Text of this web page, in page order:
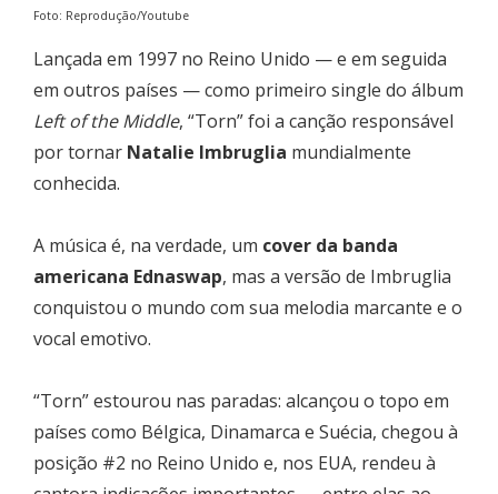
Foto: Reprodução/Youtube
Lançada em 1997 no Reino Unido — e em seguida
em outros países — como primeiro single do álbum
Left of the Middle, “Torn” foi a canção responsável
por tornar Natalie Imbruglia mundialmente
conhecida.
A música é, na verdade, um cover da banda
americana Ednaswap, mas a versão de Imbruglia
conquistou o mundo com sua melodia marcante e o
vocal emotivo.
“Torn” estourou nas paradas: alcançou o topo em
países como Bélgica, Dinamarca e Suécia, chegou à
posição #2 no Reino Unido e, nos EUA, rendeu à